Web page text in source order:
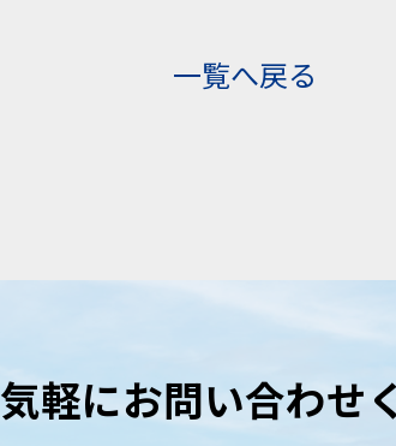
一覧へ戻る
軽にお問い合わせ